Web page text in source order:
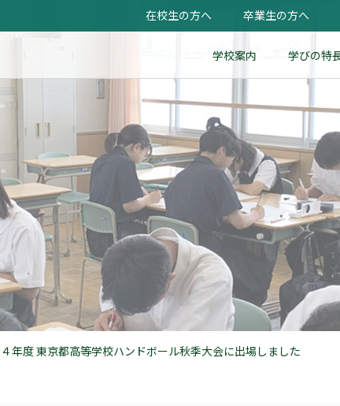
学校案内 学びの特
在校生の方へ 卒業生の方へ
４年度 東京都高等学校ハンドボール秋季大会に出場しました